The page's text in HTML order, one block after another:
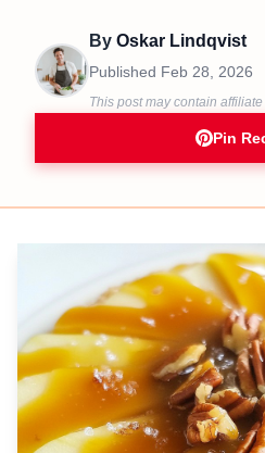
By Oskar Lindqvist
Published Feb 28, 2026
This post may contain affiliate
Pin